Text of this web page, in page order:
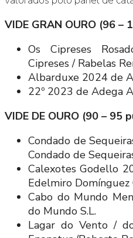
VIDE GRAN OURO (96 –
Os Cipreses
Cipreses / Rabelas
Albarduxe 2024 de
22º 2023 de Adega
VIDE DE OURO (90 – 95
Condado de
Condado de
Calexotes Godello
Edelmiro Domínguez
Cabo do Mundo
do Mundo S.L.
Lagar do Vento /